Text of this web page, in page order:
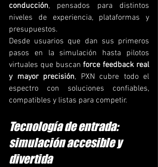
conducción, pensados para distintos
niveles de experiencia, plataformas y
presupuestos.
Desde usuarios que dan sus primeros
pasos en la simulación hasta pilotos
virtuales que buscan force feedback real
y mayor precisión, PXN cubre todo el
espectro con soluciones confiables,
compatibles y listas para competir.
Tecnología de entrada:
simulación accesible y
divertida